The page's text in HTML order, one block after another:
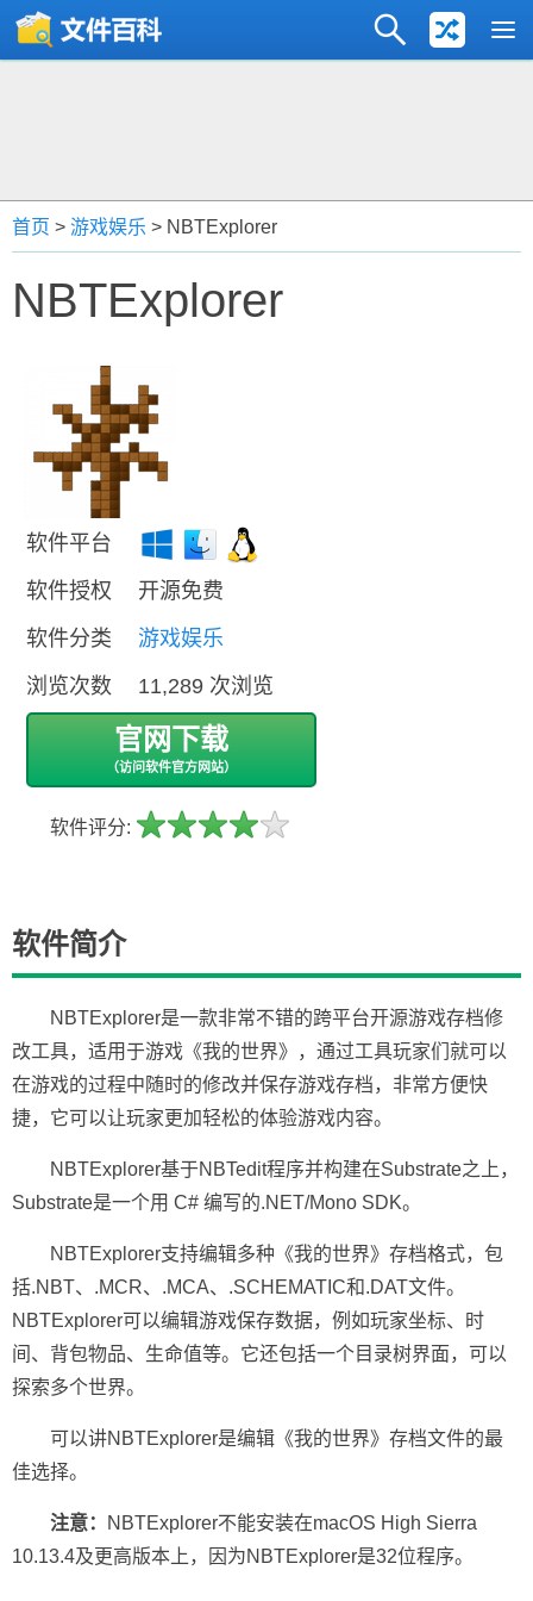
首页 > 游戏娱乐 > NBTExplorer
NBTExplorer
软件平台
软件授权
开源免费
软件分类
游戏娱乐
浏览次数
11,289 次浏览
官网下载
（访问软件官方网站）
软件评分:
软件简介
NBTExplorer是一款非常不错的跨平台开源游戏存档修
改工具，适用于游戏《我的世界》，通过工具玩家们就可以
在游戏的过程中随时的修改并保存游戏存档，非常方便快
捷，它可以让玩家更加轻松的体验游戏内容。
NBTExplorer基于NBTedit程序并构建在Substrate之上，
Substrate是一个用 C# 编写的.NET/Mono SDK。
NBTExplorer支持编辑多种《我的世界》存档格式，包
括.NBT、.MCR、.MCA、.SCHEMATIC和.DAT文件。
NBTExplorer可以编辑游戏保存数据，例如玩家坐标、时
间、背包物品、生命值等。它还包括一个目录树界面，可以
探索多个世界。
可以讲NBTExplorer是编辑《我的世界》存档文件的最
佳选择。
注意：
NBTExplorer不能安装在macOS High Sierra
10.13.4及更高版本上，因为NBTExplorer是32位程序。